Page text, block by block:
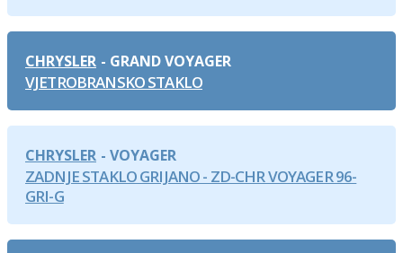
CHRYSLER
VJETROBRANSKO STAKLO
GRAND VOYAGER
CHRYSLER
ZADNJE STAKLO GRIJANO - ZD-CHR VOYAGER 96-
GRI-G
VOYAGER